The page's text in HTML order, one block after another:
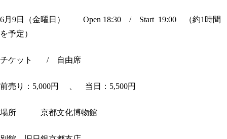
6月9日（金曜日） Open 18:30 / Start 19:00 （約1時間
を予定）
チケット / 自由席
前売り：5,000円 、 当日：5,500円
場所 京都文化博物館